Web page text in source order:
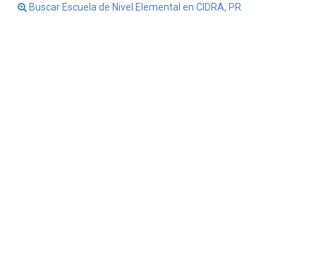
Buscar Escuela de Nivel Elemental en CIDRA, PR